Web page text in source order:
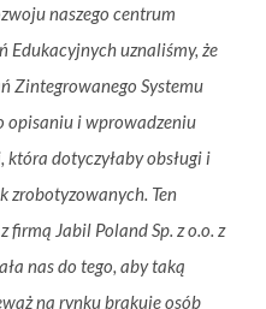
naszego centrum
Edukacyjnych uznaliśmy, że
Zintegrowanego Systemu
opisaniu i wprowadzeniu
dotyczyłaby obsługi i
Ten
firmą Jabil Poland Sp. z o.o.z
nas do tego, aby taką
na rynku brakuje osób